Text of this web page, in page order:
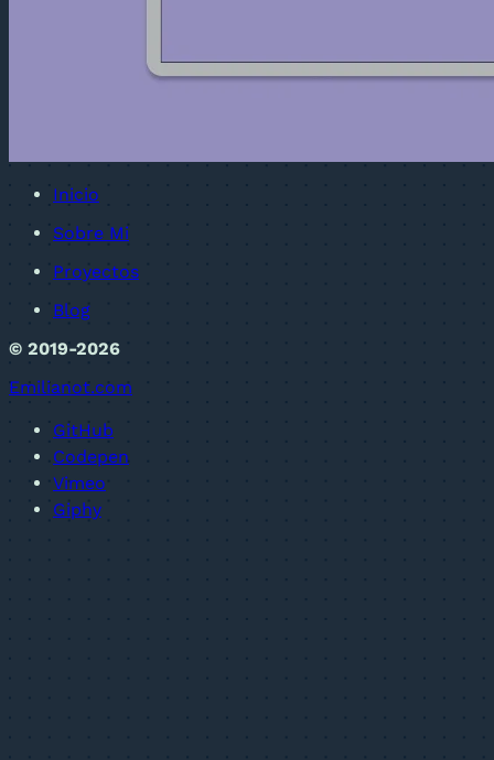
Inicio
Sobre Mi
Proyectos
Blog
© 2019-2026
Emilianot.com
GitHub
Codepen
Vimeo
Giphy